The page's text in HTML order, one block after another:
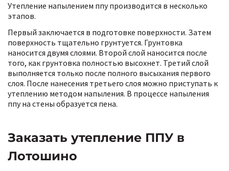
Утепление напылением ппу производится в несколько
этапов.
Первый заключается в подготовке поверхности. Затем
поверхность тщательно грунтуется. Грунтовка
наносится двумя слоями. Второй слой наносится после
того, как грунтовка полностью высохнет. Третий слой
выполняется только после полного высыхания первого
слоя. После нанесения третьего слоя можно приступать к
утеплению методом напыления. В процессе напыления
ппу на стены образуется пена.
Заказать утепление ППУ в
Лотошино